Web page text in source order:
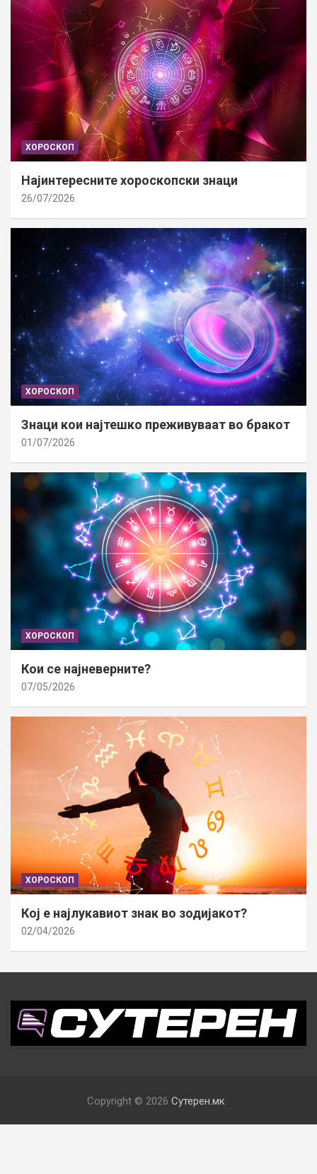
ХОРОСКОП
Најинтересните хороскопски знаци
26/07/2026
ХОРОСКОП
Знаци кои најтешко преживуваат во бракот
01/07/2026
ХОРОСКОП
Кои се најневерните?
07/05/2026
ХОРОСКОП
Кој е најлукавиот знак во зодијакот?
02/04/2026
Copyright © 2026 Сутерен.мк